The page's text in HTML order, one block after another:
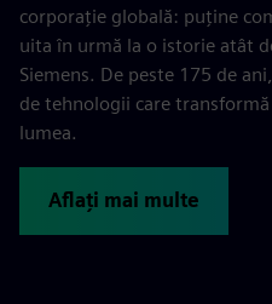
corporație globală: puține
uita în urmă la o istorie atât
Siemens. De peste 175 de
de tehnologii care
lumea.
Aflați mai multe